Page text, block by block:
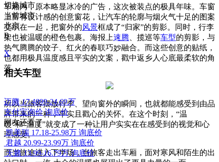
车厢内，原本略显冰冷的广告，这次被装点的极具年味。车窗
上富有设计感的创意窗花，让汽车的轮廓与烟火气十足的图案
交织在一起，把窗外的风景框成了“归家”的剪影。同时，行李
架也被温暖的橙色包裹。海报上速腾 、揽巡等车型的剪影，与
热气腾腾的饺子、红火的春联巧妙融合。而这些创意的贴纸，
也都用极具温度感且平实的文案，戳中返乡人心底最柔软的角
落。
所以当旅客摆放行李、望向窗外的瞬间，也就都能感受到由品
牌带来的一种，平实且戳心的关怀。在这个时刻，“温
暖”和“温度”就变成了一种让用户实实在在感受到的视觉和心
理感受。
而当旅途进入下半场，当旅客走出车厢，面对寒风和陌生的出
切换城市
当前城市
北京
B
X
相关车型
迈腾 17.4899-24.69万
支付宝询价 询底价
网友还看了
凯美瑞 17.18-25.98万 询底价
君越 20.99-23.99万 询底价
天籁 13.99-16.79万 询底价